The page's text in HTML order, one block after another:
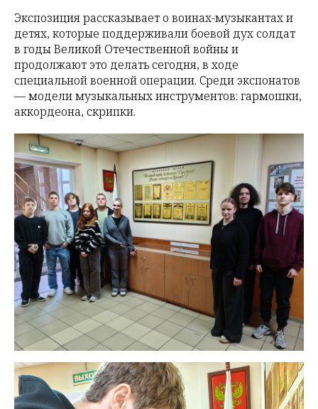
Экспозиция рассказывает о воинах-музыкантах и
детях, которые поддерживали боевой дух солдат
в годы Великой Отечественной войны и
продолжают это делать сегодня, в ходе
специальной военной операции. Среди экспонатов
— модели музыкальных инструментов: гармошки,
аккордеона, скрипки.